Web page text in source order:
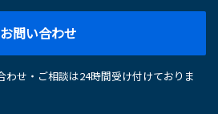
お問い合わせ
わせ・ご相談は24時間受け付けておりま